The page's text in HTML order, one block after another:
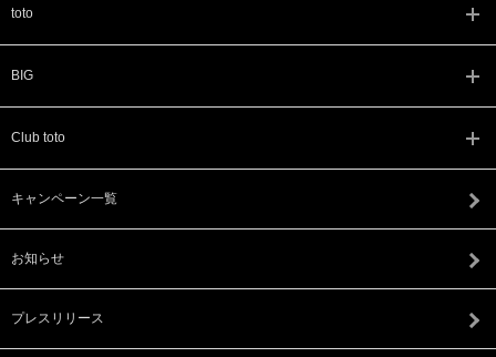
toto
BIG
Club toto
キャンペーン一覧
お知らせ
プレスリリース